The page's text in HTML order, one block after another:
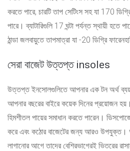
করতে পারে, চারটি তাপ সেটিংস সহ যা 170
পারে। ব্যাটারিগুলি 17 ঘন্টা পর্যন্ত স্থায়ী হতে
ঠান্ডা জলবায়ুতে তাপমাত্রা যা -20 ডিগ্রি
সেরা বাজেট উত্তপ্ত insoles
উত্তপ্ত ইনসোলগুলিতে আপনার এক টন অর্থ ব্যয়
আপনার বছরের বাইরে কয়েক দিনের প্রয়োজন
হিমশীতল পায়ের সমাধান করতে পারেন।
করে এবং কঠোর বাজেটের জন্য আরও উপযুক্ত।
লাগানোর আগে তাদের বেশিরভাগেরই ভিতরের